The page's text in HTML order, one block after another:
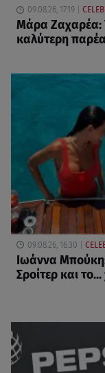
09.08.26, 17:19
Μάρα Ζαχαρέα:
καλύτερη
09.08.26, 16:30
Ιωάννα
Σροίτερ και